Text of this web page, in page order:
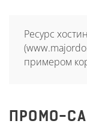
Ресурс
примером
ПРОМО-